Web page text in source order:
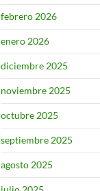
febrero 2026
enero 2026
diciembre 2025
noviembre 2025
octubre 2025
septiembre 2025
agosto 2025